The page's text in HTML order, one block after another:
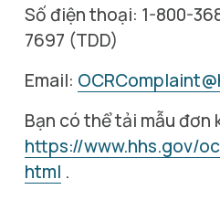
Số điện thoại: 1-800-
7697 (TDD)
Email:
Bạn có thể tải mẫu đơn
https://www.hhs.gov/
html .